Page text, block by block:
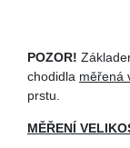
POZOR!
chodidla měřená
prstu.
MĚŘENÍ